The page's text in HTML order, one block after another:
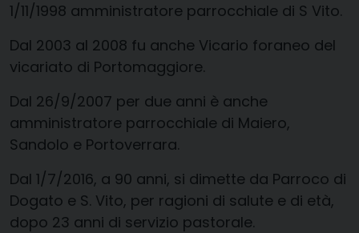
1/11/1998 amministratore parrocchiale di S Vito.
Dal 2003 al 2008 fu anche Vicario foraneo del
vicariato di Portomaggiore.
Dal 26/9/2007 per due anni è anche
amministratore parrocchiale di Maiero,
Sandolo e Portoverrara.
Dal 1/7/2016, a 90 anni, si dimette da Parroco di
Dogato e S. Vito, per ragioni di salute e di età,
dopo 23 anni di servizio pastorale.